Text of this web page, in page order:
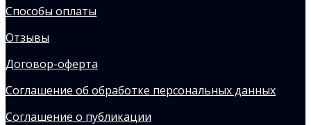
Способы оплаты
Отзывы
Договор-оферта
Соглашение об обработке персональных данных
Соглашение о публикации